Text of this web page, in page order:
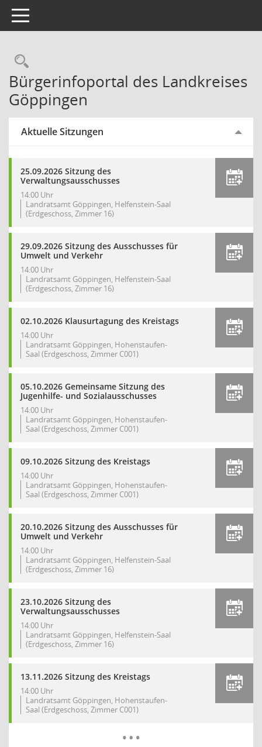
Toggle navigation
Rechercheauswahl
Bürgerinfoportal des Landkreises
Göppingen
Aktuelle Sitzungen
25.09.2026 Sitzung des
Verwaltungsausschusses
14:00 Uhr
Landratsamt Göppingen, Helfenstein-Saal
(Erdgeschoss, Zimmer 16)
29.09.2026 Sitzung des Ausschusses für
Umwelt und Verkehr
14:00 Uhr
Landratsamt Göppingen, Helfenstein-Saal
(Erdgeschoss, Zimmer 16)
02.10.2026 Klausurtagung des Kreistags
14:00 Uhr
Landratsamt Göppingen, Hohenstaufen-
Saal (Erdgeschoss, Zimmer C001)
05.10.2026 Gemeinsame Sitzung des
Jugenhilfe- und Sozialausschusses
14:00 Uhr
Landratsamt Göppingen, Hohenstaufen-
Saal (Erdgeschoss, Zimmer C001)
09.10.2026 Sitzung des Kreistags
14:00 Uhr
Landratsamt Göppingen, Hohenstaufen-
Saal (Erdgeschoss, Zimmer C001)
20.10.2026 Sitzung des Ausschusses für
Umwelt und Verkehr
14:00 Uhr
Landratsamt Göppingen, Helfenstein-Saal
(Erdgeschoss, Zimmer 16)
23.10.2026 Sitzung des
Verwaltungsausschusses
14:00 Uhr
Landratsamt Göppingen, Helfenstein-Saal
(Erdgeschoss, Zimmer 16)
13.11.2026 Sitzung des Kreistags
14:00 Uhr
Landratsamt Göppingen, Hohenstaufen-
Saal (Erdgeschoss, Zimmer C001)
…